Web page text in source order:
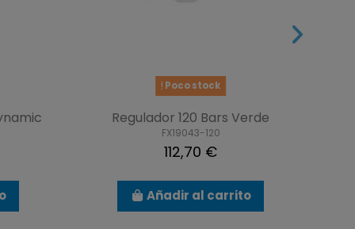
Poco stock
Regulador 120 Bars Verde
FX19043-120
112,70 €
Añadir al carrito